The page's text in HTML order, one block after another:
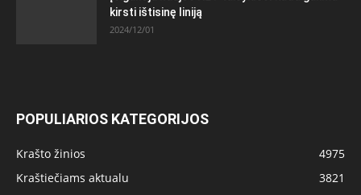
kirsti ištisinę liniją
2024/12/01
POPULIARIOS KATEGORIJOS
Krašto žinios
4975
Kraštiečiams aktualu
3821